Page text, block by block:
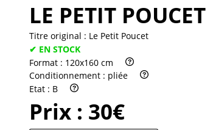
LE PETIT POUCET
Titre original : Le Petit Poucet
✔ EN STOCK
Format : 120x160 cm
Conditionnement : pliée
Etat : B
Prix : 30€